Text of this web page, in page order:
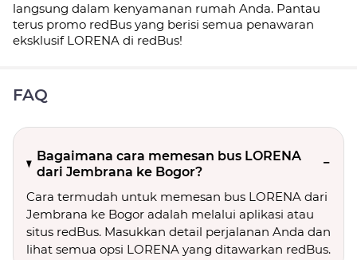
langsung dalam kenyamanan rumah Anda. Pantau
terus promo redBus yang berisi semua penawaran
eksklusif LORENA di redBus!
FAQ
Bagaimana cara memesan bus LORENA
dari Jembrana ke Bogor?
Cara termudah untuk memesan bus LORENA dari
Jembrana ke Bogor adalah melalui aplikasi atau
situs redBus. Masukkan detail perjalanan Anda dan
lihat semua opsi LORENA yang ditawarkan redBus.